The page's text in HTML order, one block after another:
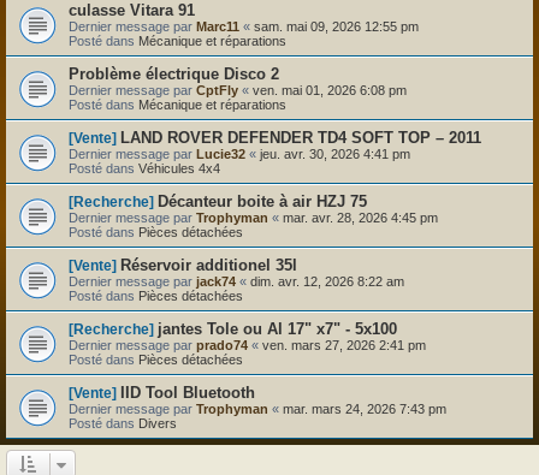
culasse Vitara 91
Dernier message par Marc11 « sam. mai 09, 2026 12:55 pm
Posté dans Mécanique et réparations
Problème électrique Disco 2
Dernier message par CptFly « ven. mai 01, 2026 6:08 pm
Posté dans Mécanique et réparations
[Vente] LAND ROVER DEFENDER TD4 SOFT TOP – 2011
Dernier message par Lucie32 « jeu. avr. 30, 2026 4:41 pm
Posté dans Véhicules 4x4
[Recherche] Décanteur boite à air HZJ 75
Dernier message par Trophyman « mar. avr. 28, 2026 4:45 pm
Posté dans Pièces détachées
[Vente] Réservoir additionel 35l
Dernier message par jack74 « dim. avr. 12, 2026 8:22 am
Posté dans Pièces détachées
[Recherche] jantes Tole ou Al 17" x7" - 5x100
Dernier message par prado74 « ven. mars 27, 2026 2:41 pm
Posté dans Pièces détachées
[Vente] IID Tool Bluetooth
Dernier message par Trophyman « mar. mars 24, 2026 7:43 pm
Posté dans Divers